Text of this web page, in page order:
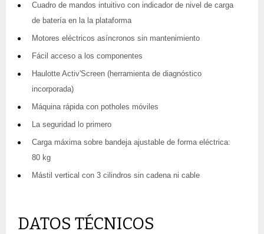
Cuadro de mandos intuitivo con indicador de nivel de carga
de batería en la la plataforma
Motores eléctricos asíncronos sin mantenimiento
Fácil acceso a los componentes
Haulotte Activ'Screen (herramienta de diagnóstico
incorporada)
Máquina rápida con potholes móviles
La seguridad lo primero
Carga máxima sobre bandeja ajustable de forma eléctrica:
80 kg
Mástil vertical con 3 cilindros sin cadena ni cable
DATOS TÉCNICOS